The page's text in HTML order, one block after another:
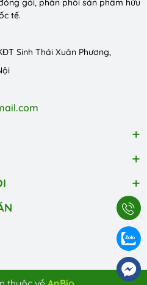
gói, phân phối sản phẩm hữu
tế.
Sinh Thái Xuân Phương,